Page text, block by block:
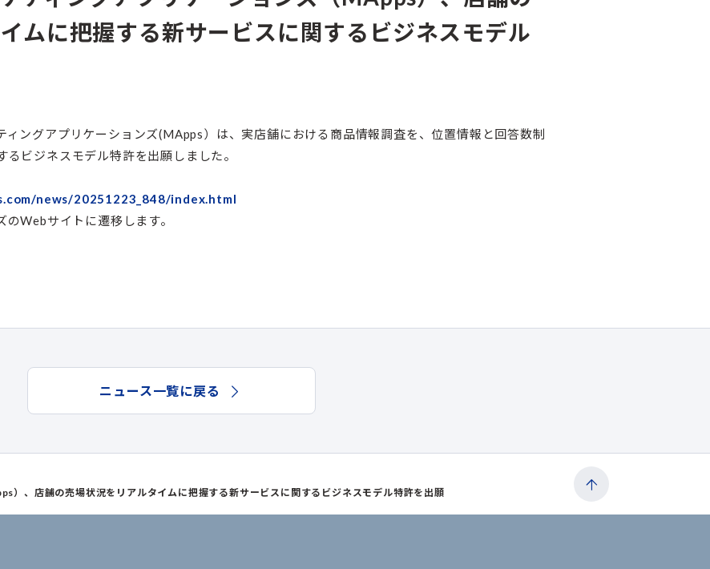
ムに把握する新サービスに関するビジネスモデル
ィングアプリケーションズ(MApps）は、実店舗における商品情報調査を、位置情報と回答数制
ビジネスモデル特許を出願しました。
news/20251223_848/index.html
Webサイトに遷移します。
ニュース一覧に戻る
）、店舗の売場状況をリアルタイムに把握する新サービスに関するビジネスモデル特許を出願